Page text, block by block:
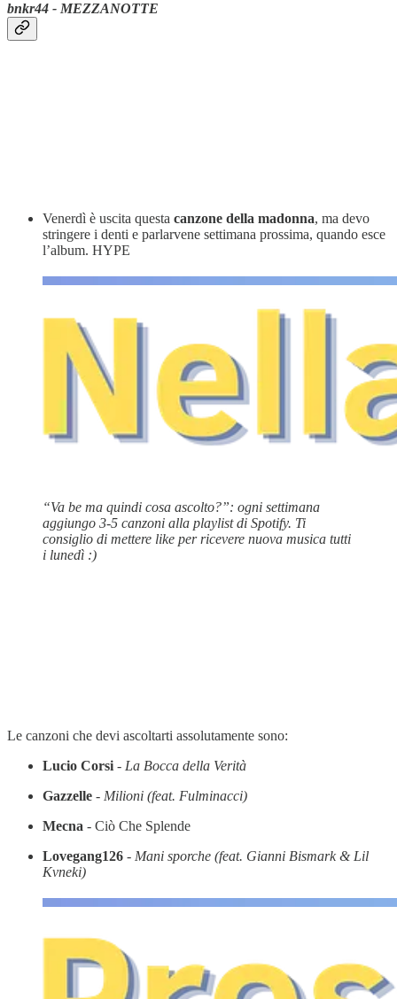
bnkr44 - MEZZANOTTE
Venerdì è uscita questa canzone della madonna, ma devo
stringere i denti e parlarvene settimana prossima, quando esce
l’album. HYPE
“Va be ma quindi cosa ascolto?”: ogni settimana
aggiungo 3-5 canzoni alla playlist di Spotify. Ti
consiglio di mettere like per ricevere nuova musica tutti
i lunedì :)
Le canzoni che devi ascoltarti assolutamente sono:
Lucio Corsi - La Bocca della Verità
Gazzelle - Milioni (feat. Fulminacci)
Mecna - Ciò Che Splende
Lovegang126 - Mani sporche (feat. Gianni Bismark & Lil
Kvneki)